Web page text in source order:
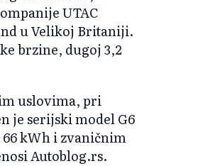
UTAC
u Velikoj Britaniji.
brzine, dugoj 3,2
uslovima, pri
je serijski model G6
kWh i zvaničnim
Autoblog.rs.